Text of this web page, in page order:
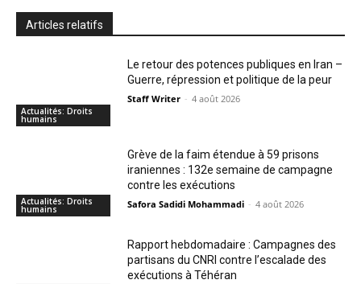
Articles relatifs
Actualités: Droits
humains
Le retour des potences publiques en Iran –
Guerre, répression et politique de la peur
Staff Writer - 4 août 2026
Actualités: Droits
humains
Grève de la faim étendue à 59 prisons
iraniennes : 132e semaine de campagne
contre les exécutions
Safora Sadidi Mohammadi - 4 août 2026
Rapport hebdomadaire : Campagnes des
partisans du CNRI contre l’escalade des
exécutions à Téhéran